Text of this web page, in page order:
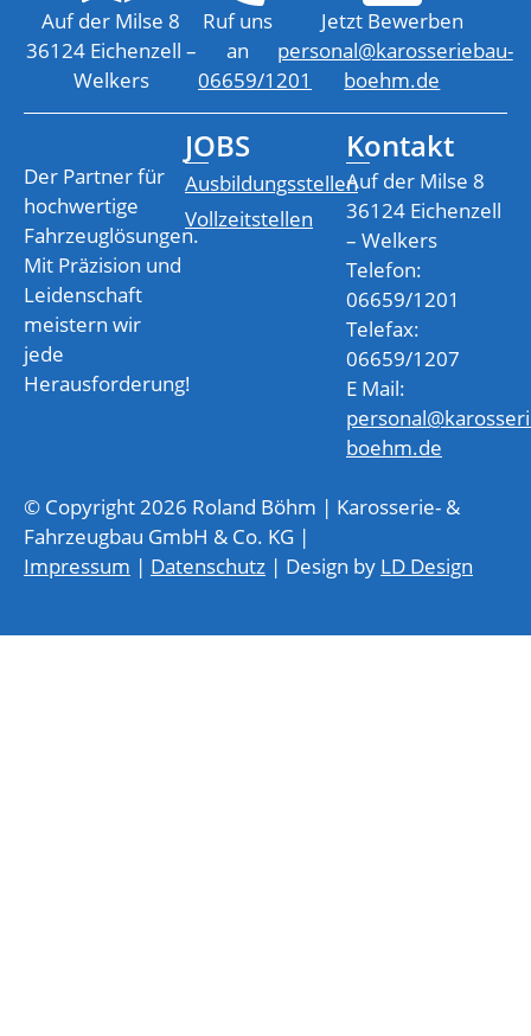
Auf der Milse 8
36124 Eichenzell –
Welkers
Ruf uns
an
06659/1201
Jetzt Bewerben
personal@karosseriebau-
boehm.de
Der Partner für
hochwertige
Fahrzeuglösungen.
Mit Präzision und
Leidenschaft
meistern wir
jede
Herausforderung!
JOBS
Ausbildungsstellen
Vollzeitstellen
Kontakt
Auf der Milse 8
36124 Eichenzell
– Welkers
Telefon:
06659/1201
Telefax:
06659/1207
E Mail:
boehm.de
© Copyright 2026 Roland Böhm | Karosserie- &
Fahrzeugbau GmbH & Co. KG |
Impressum | Datenschutz | Design by LD Design